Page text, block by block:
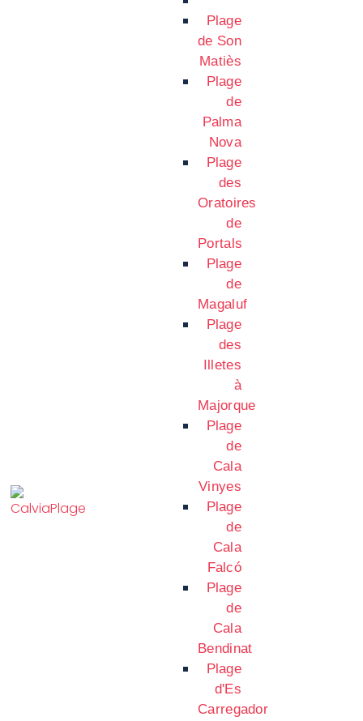
Plage
de Son
Matiès
Plage
de
Palma
Nova
Plage
des
Oratoires
de
Portals
Plage
de
Magaluf
Plage
des
Illetes
à
Majorque
Plage
de
Cala
Vinyes
Plage
de
Cala
Falcó
Plage
de
Cala
Bendinat
Plage
d'Es
Carregador